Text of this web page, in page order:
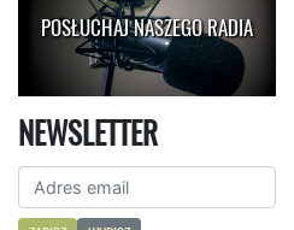
POSŁUCHAJ NASZEGO RADIA
NEWSLETTER